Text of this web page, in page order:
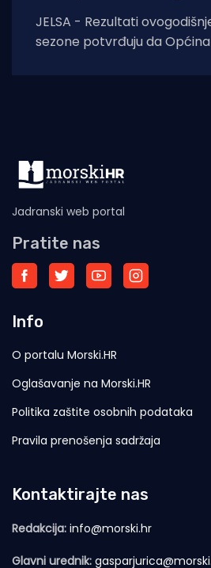
JELSA - Rezultati
sezone potvrđuju da
Jadranski web portal
Pratite nas
Info
O portalu Morski.HR
Oglašavanje na Morski.HR
Politika zaštite osobnih podataka
Pravila prenošenja sadržaja
Kontaktirajte nas
Redakcija: info@morski.hr
Glavni urednik: